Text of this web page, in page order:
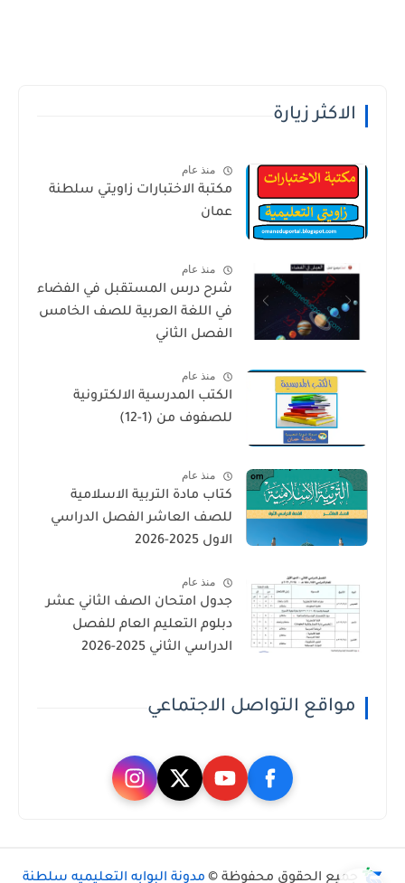
الاكثر زيارة
منذ عام
مكتبة الاختبارات زاويتي سلطنة
عمان
منذ عام
شرح درس المستقبل في الفضاء
في اللغة العربية للصف الخامس
الفصل الثاني
منذ عام
الكتب المدرسية الالكترونية
للصفوف من (1-12)
منذ عام
كتاب مادة التربية الاسلامية
للصف العاشر الفصل الدراسي
الاول 2025-2026
منذ عام
جدول امتحان الصف الثاني عشر
دبلوم التعليم العام للفصل
الدراسي الثاني 2025-2026
مواقع التواصل الاجتماعي
جميع الحقوق محفوظة © مدونة البوابه التعليميه سلطنة